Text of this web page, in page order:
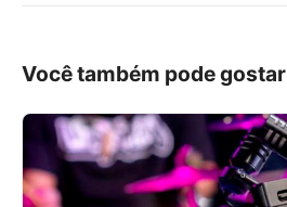
Você também pode gostar